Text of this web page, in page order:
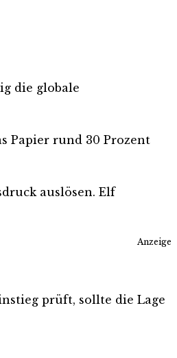
die globale
Papier rund 30 Prozent
auslösen. Elf
Anzeige
prüft, sollte die Lage